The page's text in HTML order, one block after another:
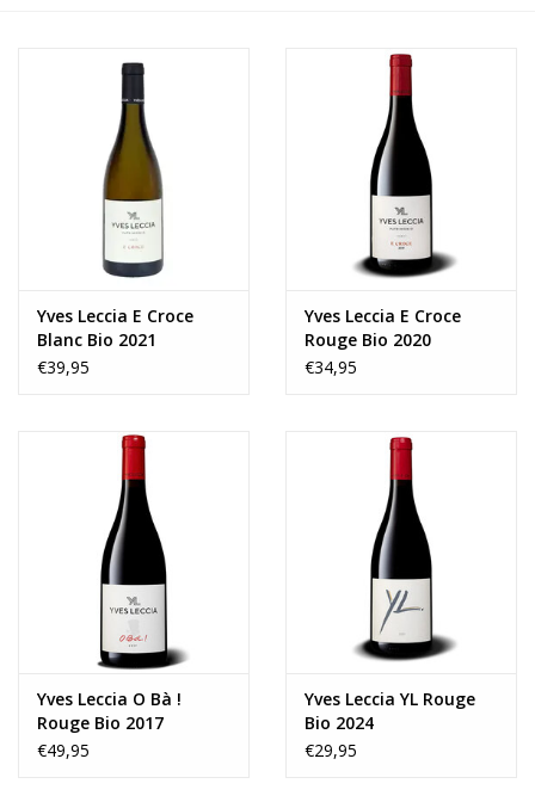
Yves Leccia E Croce
Blanc Bio 2021
€39,95
Yves Leccia E Croce
Rouge Bio 2020
€34,95
Yves Leccia O Bà !
Rouge Bio 2017
€49,95
Yves Leccia YL Rouge
Bio 2024
€29,95